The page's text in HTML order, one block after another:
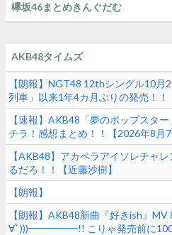
欅坂46まとめきんぐだむ
AKB48タイムズ
【朗報】NGT48 12thシングル10
列車」以来1年4カ月ぶりの発売！！
【速報】AKB48「夢のポップスタ
チラ！感想まとめ！！【2026年8月7
【AKB48】アカペラアイソレチャ
るだろ！！【近藤沙樹】
【朗報】
【朗報】AKB48新曲『好きish』
∀ﾟ)))━━━━━!! こりゃ発売前に